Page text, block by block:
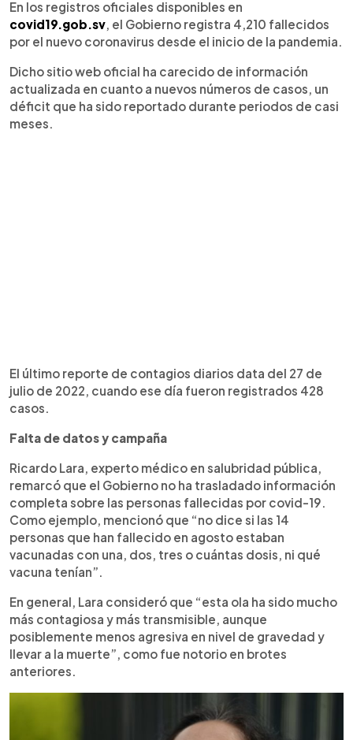
En los registros oficiales disponibles en
covid19.gob.sv, el Gobierno registra 4,210 fallecidos
por el nuevo coronavirus desde el inicio de la pandemia.
Dicho sitio web oficial ha carecido de información
actualizada en cuanto a nuevos números de casos, un
déficit que ha sido reportado durante periodos de casi
meses.
El último reporte de contagios diarios data del 27 de
julio de 2022, cuando ese día fueron registrados 428
casos.
Falta de datos y campaña
Ricardo Lara, experto médico en salubridad pública,
remarcó que el Gobierno no ha trasladado información
completa sobre las personas fallecidas por covid-19.
Como ejemplo, mencionó que “no dice si las 14
personas que han fallecido en agosto estaban
vacunadas con una, dos, tres o cuántas dosis, ni qué
vacuna tenían”.
En general, Lara consideró que “esta ola ha sido mucho
más contagiosa y más transmisible, aunque
posiblemente menos agresiva en nivel de gravedad y
llevar a la muerte”, como fue notorio en brotes
anteriores.